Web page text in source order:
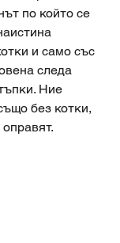
по който се
и само със
следа
Ние
без котки,